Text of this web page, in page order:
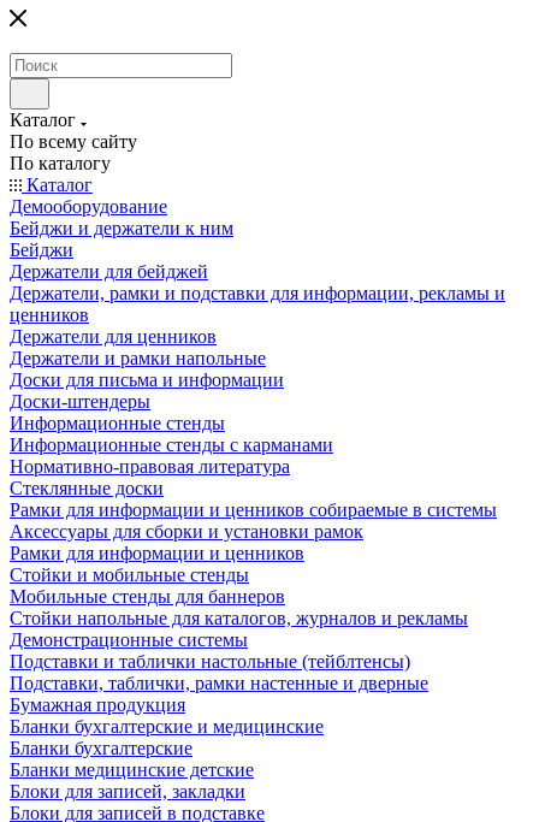
Каталог
По всему сайту
По каталогу
Каталог
Демооборудование
Бейджи и держатели к ним
Бейджи
Держатели для бейджей
Держатели, рамки и подставки для информации, рекламы и
ценников
Держатели для ценников
Держатели и рамки напольные
Доски для письма и информации
Доски-штендеры
Информационные стенды
Информационные стенды с карманами
Нормативно-правовая литература
Стеклянные доски
Рамки для информации и ценников собираемые в системы
Аксессуары для сборки и установки рамок
Рамки для информации и ценников
Стойки и мобильные стенды
Мобильные стенды для баннеров
Стойки напольные для каталогов, журналов и рекламы
Демонстрационные системы
Подставки и таблички настольные (тейблтенсы)
Подставки, таблички, рамки настенные и дверные
Бумажная продукция
Бланки бухгалтерские и медицинские
Бланки бухгалтерские
Бланки медицинские детские
Блоки для записей, закладки
Блоки для записей в подставке